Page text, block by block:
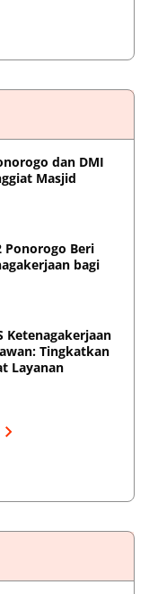
dan DMI
Masjid
Ponorogo Beri
bagi
Ketenagakerjaan
Tingkatkan
Layanan